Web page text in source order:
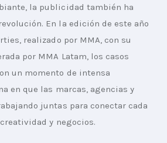
la publicidad también ha
En la edición de este año
realizado por MMA, con su
por MMA Latam, los casos
un momento de intensa
en que las marcas, agencias y
juntas para conectar cada
y negocios.